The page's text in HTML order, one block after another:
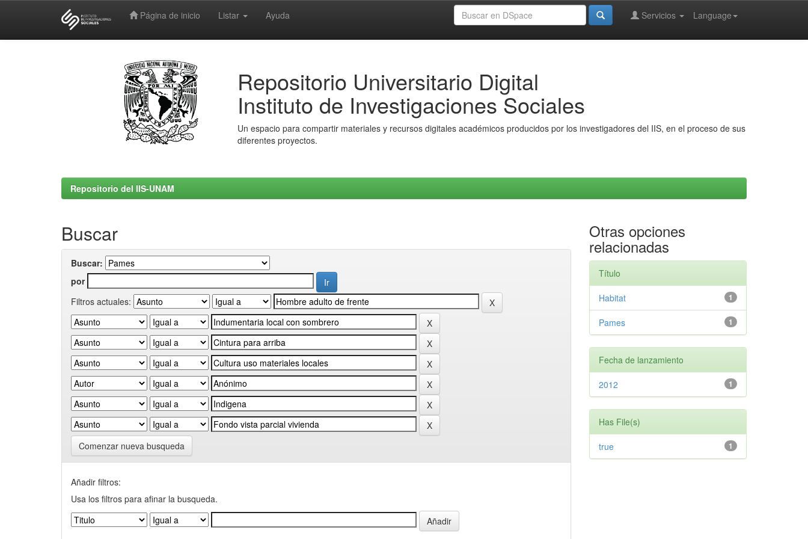
Página de inicio Listar Ayuda Language
Servicios
Repositorio Universitario Digital
Instituto de Investigaciones Sociales
Un espacio para compartir materiales y recursos digitales académicos producidos por los investigadores del IIS, en el proceso de sus
diferentes proyectos.
Repositorio del IIS-UNAM
Buscar
Buscar:
por
Filtros actuales:
Comenzar nueva busqueda
Añadir filtros:
Usa los filtros para afinar la busqueda.
Otras opciones
relacionadas
Título
1
Habitat
1
Pames
Fecha de lanzamiento
1
2012
Has File(s)
1
true